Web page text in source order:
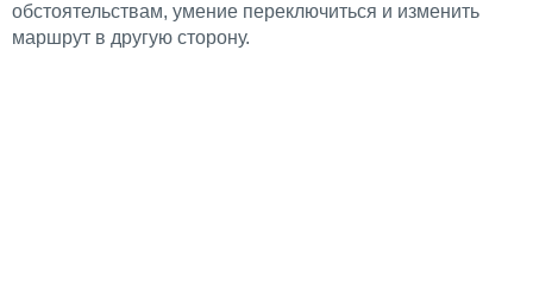
обстоятельствам, умение переключиться и изменить
маршрут в другую сторону.